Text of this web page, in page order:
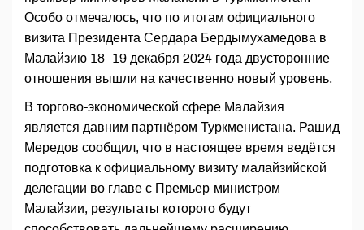
Особо отмечалось, что по итогам официального
визита Президента Сердара Бердымухамедова в
Малайзию 18–19 декабря 2024 года двусторонние
отношения вышли на качественно новый уровень.
В торгово-экономической сфере Малайзия
является давним партнёром Туркменистана. Рашид
Мередов сообщил, что в настоящее время ведётся
подготовка к официальному визиту малайзийской
делегации во главе с Премьер-министром
Малайзии, результаты которого будут